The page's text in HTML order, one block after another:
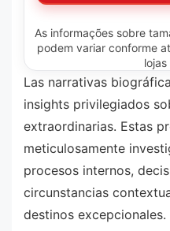
As informações sobre
podem variar conforme
Las narrativas
insights privilegiados
extraordinarias. Estas
meticulosamente
procesos internos,
circunstancias
destinos